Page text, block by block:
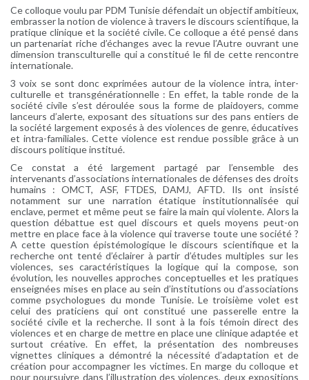
Ce colloque voulu par PDM Tunisie défendait un objectif ambitieux,
embrasser la notion de violence à travers le discours scientifique, la
pratique clinique et la société civile. Ce colloque a été pensé dans
un partenariat riche d’échanges avec la revue l’Autre ouvrant une
dimension transculturelle qui a constitué le fil de cette rencontre
internationale.
3 voix se sont donc exprimées autour de la violence intra, inter-
culturelle et transgénérationnelle : En effet, la table ronde de la
société civile s’est déroulée sous la forme de plaidoyers, comme
lanceurs d’alerte, exposant des situations sur des pans entiers de
la société largement exposés à des violences de genre, éducatives
et intra-familiales. Cette violence est rendue possible grâce à un
discours politique institué.
Ce constat a été largement partagé par l’ensemble des
intervenants d’associations internationales de défenses des droits
humains : OMCT, ASF, FTDES, DAMJ, AFTD. Ils ont insisté
notamment sur une narration étatique institutionnalisée qui
enclave, permet et même peut se faire la main qui violente. Alors la
question débattue est quel discours et quels moyens peut-on
mettre en place face à la violence qui traverse toute une société ?
A cette question épistémologique le discours scientifique et la
recherche ont tenté d’éclairer à partir d’études multiples sur les
violences, ses caractéristiques la logique qui la compose, son
évolution, les nouvelles approches conceptuelles et les pratiques
enseignées mises en place au sein d’institutions ou d’associations
comme psychologues du monde Tunisie. Le troisième volet est
celui des praticiens qui ont constitué une passerelle entre la
société civile et la recherche. Il sont à la fois témoin direct des
violences et en charge de mettre en place une clinique adaptée et
surtout créative. En effet, la présentation des nombreuses
vignettes cliniques a démontré la nécessité d’adaptation et de
création pour accompagner les victimes. En marge du colloque et
pour poursuivre dans l’illustration des violences, deux expositions